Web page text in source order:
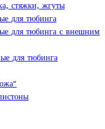
стяжки, жгуты
для тюбинга
для тюбинга с внешним
для тюбинга